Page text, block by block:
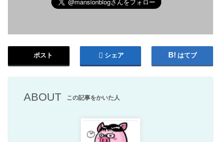
ポスト シェア はてブ
ABOUT この記事をかいた人